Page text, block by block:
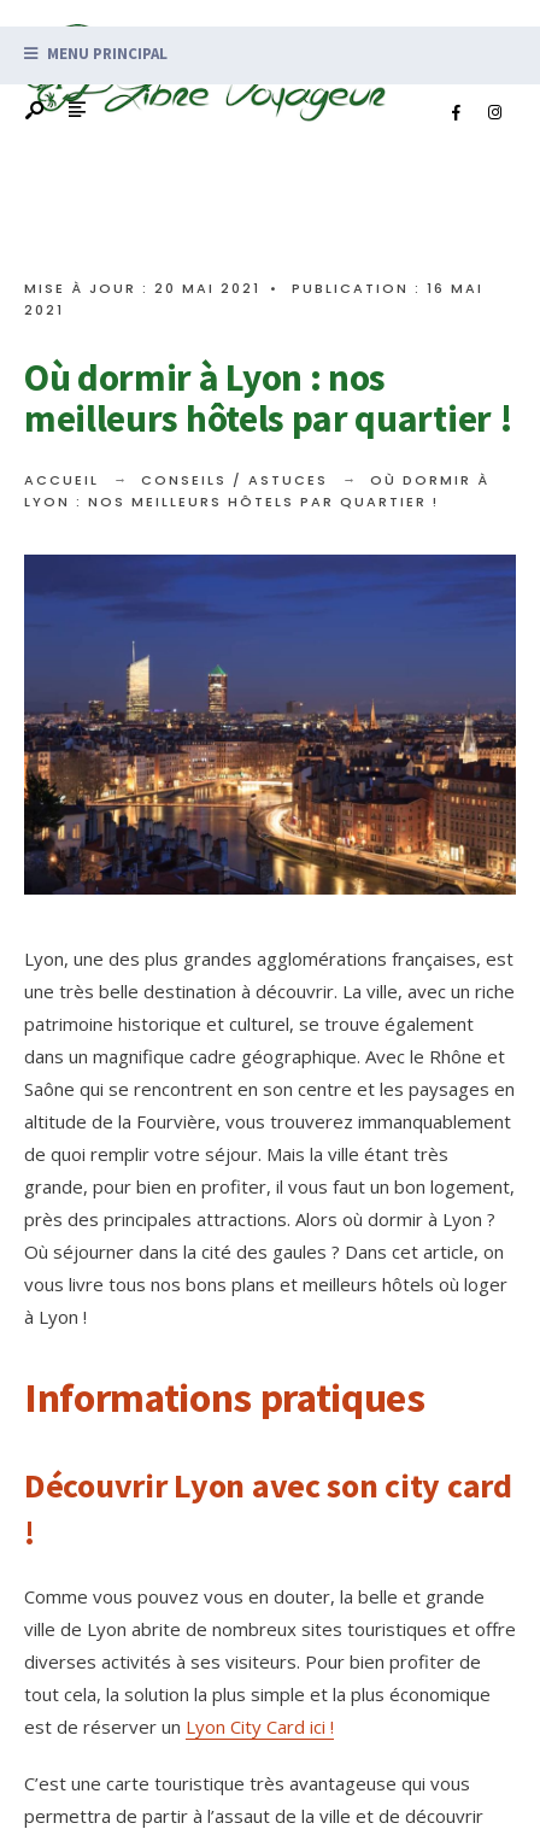
MENU PRINCIPAL
MISE À JOUR : 20 MAI 2021 •
PUBLICATION : 16 MAI
2021
Où dormir à Lyon : nos
meilleurs hôtels par quartier !
ACCUEIL CONSEILS / ASTUCES
OÙ DORMIR À
LYON : NOS MEILLEURS HÔTELS PAR QUARTIER !
Lyon, une des plus grandes agglomérations françaises, est
une très belle destination à découvrir. La ville, avec un riche
patrimoine historique et culturel, se trouve également
dans un magnifique cadre géographique. Avec le Rhône et
Saône qui se rencontrent en son centre et les paysages en
altitude de la Fourvière, vous trouverez immanquablement
de quoi remplir votre séjour. Mais la ville étant très
grande, pour bien en profiter, il vous faut un bon logement,
près des principales attractions. Alors où dormir à Lyon ?
Où séjourner dans la cité des gaules ? Dans cet article, on
vous livre tous nos bons plans et meilleurs hôtels où loger
à Lyon !
Informations pratiques
Découvrir Lyon avec son city card
!
Comme vous pouvez vous en douter, la belle et grande
ville de Lyon abrite de nombreux sites touristiques et offre
diverses activités à ses visiteurs. Pour bien profiter de
tout cela, la solution la plus simple et la plus économique
est de réserver un Lyon City Card ici !
C’est une carte touristique très avantageuse qui vous
permettra de partir à l’assaut de la ville et de découvrir